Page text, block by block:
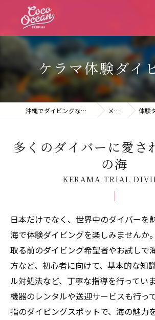
ケラマ体験ダイ
沖縄でダイビングならcoco ocean沖縄 メニュー 体験ダイビ
多くのダイバーに愛さ
の海
KERAMA TRIAL
日本だけでなく、世界中のダイバーを
海で体験ダイビングを楽しみませんか
取る前のダイビング希望者やお試しで
方など、初心者に向けて、基本的な知
ル対処法など、丁寧な指導を行ってい
機器のレンタルや送迎サービスも行っ
指のダイビングスポットで、海の魅力